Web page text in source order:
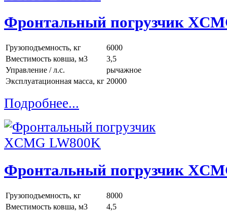
Фронтальный погрузчик
Грузоподъемность, кг
6000
Вместимость ковша, м3
3,5
Управление / л.с.
рычажное
Эксплуатационная масса, кг 20000
Подробнее...
Фронтальный погрузчик
Грузоподъемность, кг
8000
Вместимость ковша, м3
4,5